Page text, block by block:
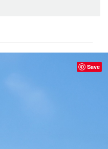
Save